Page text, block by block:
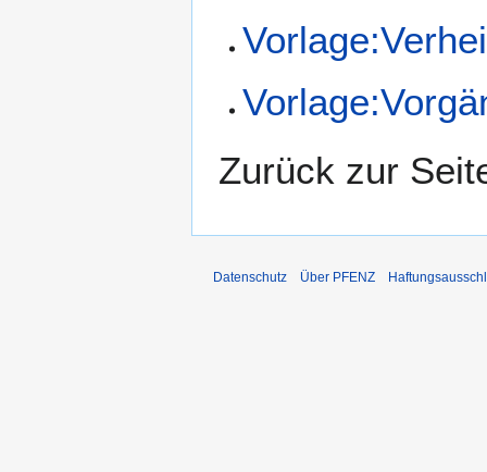
Zurück zur
Datenschutz Über PFENZ